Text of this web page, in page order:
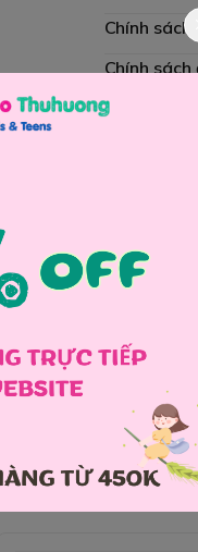
Chính
Chính sách
Giao
Đổi hàng